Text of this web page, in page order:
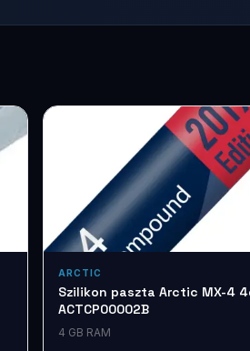
ARCTIC
Szilikon paszta Arctic MX-4
ACTCP00002B
4 GB RAM